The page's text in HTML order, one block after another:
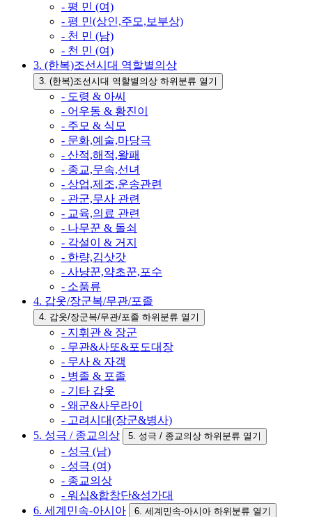
- 평 민 (여)
- 평 민(상인,주모,보부상)
- 천 민 (남)
- 천 민 (여)
3. (한복)조선시대 역할별의상
3. (한복)조선시대 역할별의상 하위분류 열기
- 도령 & 아씨
- 어우동 & 황진이
- 주모 & 식모
- 문화,예술,마당극
- 산적,해적,왈패
- 종교,무속,선녀
- 상업,제조,운송관련
- 관군,무사 관련
- 교육,의료 관련
- 나무꾼 & 돌쇠
- 각설이 & 거지
- 한량,김삿갓
- 사냥꾼,약초꾼,포수
- 소품류
4. 갑옷/장군복/무관/포졸
4. 갑옷/장군복/무관/포졸 하위분류 열기
- 지휘관 & 장군
- 무관&사또&포도대장
- 무사 & 자객
- 병졸 & 포졸
- 기타 갑옷
- 왜군&사무라이
- 고려시대(장군&병사)
5. 성극 / 종교의상
5. 성극 / 종교의상 하위분류 열기
- 성극 (남)
- 성극 (여)
- 종교의상
- 워십&합창단&성가대
6. 세계민속-아시아
6. 세계민속-아시아 하위분류 열기